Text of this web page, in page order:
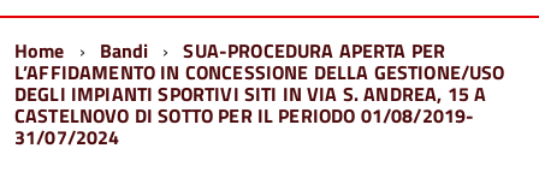
Home Bandi SUA-PROCEDURA APERTA PER
L’AFFIDAMENTO IN CONCESSIONE DELLA GESTIONE/USO
DEGLI IMPIANTI SPORTIVI SITI IN VIA S. ANDREA, 15 A
CASTELNOVO DI SOTTO PER IL PERIODO 01/08/2019-
31/07/2024